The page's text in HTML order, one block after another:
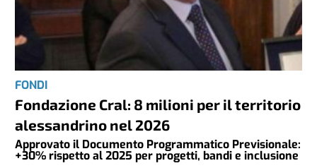
FONDI
Fondazione Cral: 8 milioni per il territorio
alessandrino nel 2026
Approvato il Documento Programmatico Previsionale:
+30% rispetto al 2025 per progetti, bandi e inclusione